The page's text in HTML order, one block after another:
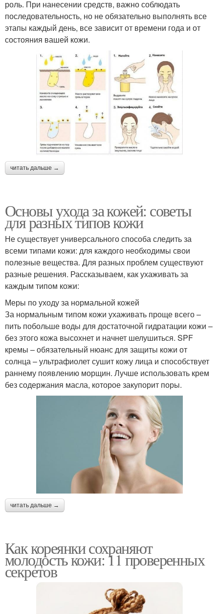
роль. При нанесении средств, важно соблюдать
последовательность, но не обязательно выполнять все
этапы каждый день, все зависит от времени года и от
состояния вашей кожи.
читать дальше →
Основы ухода за кожей: советы
для разных типов кожи
Не существует универсального способа следить за
всеми типами кожи: для каждого необходимы свои
полезные вещества. Для разных проблем существуют
разные решения. Рассказываем, как ухаживать за
каждым типом кожи:
Меры по уходу за нормальной кожей
За нормальным типом кожи ухаживать проще всего –
пить побольше воды для достаточной гидратации кожи –
без этого кожа высохнет и начнет шелушиться. SPF
кремы – обязательный нюанс для защиты кожи от
солнца – ультрафиолет сушит кожу лица и способствует
раннему появлению морщин. Лучше использовать крем
без содержания масла, которое закупорит поры.
читать дальше →
Как кореянки сохраняют
молодость кожи: 11 проверенных
секретов